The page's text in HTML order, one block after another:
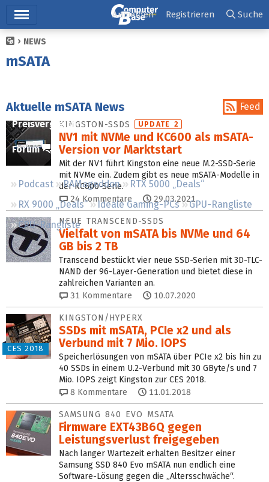
Ticker
Downloads
Preisvergleich
Forum
Podcast RAMageddon
RTX 5000 „Deals“
RX 9000 „Deals“
Ideale Gaming-PCs
GPU-Rangliste
CPU-Rangliste
Anmelden Registrieren Suche
NEWS
mSATA
Aktuelle mSATA News Feed
KINGSTON-SSDS UPDATE 2
NV1 mit NVMe und KC600 als mSATA-
Version vor Marktstart
Mit der NV1 führt Kingston eine neue M.2-SSD-Serie
mit NVMe ein. Zudem gibt es neue mSATA-Modelle in
der KC600-Serie.
24 Kommentare 29.03.2021
NEUE TRANSCEND-SSDS
Vielfalt von mSATA bis NVMe und 64
GB bis 2 TB
Transcend bestückt vier neue SSD-Serien mit 3D-TLC-
NAND der 96-Layer-Generation und bietet diese in
zahlreichen Varianten an.
31 Kommentare 10.07.2020
CES 2018
KINGSTON/HYPERX
SSDs mit mSATA, PCIe x2 und als
Verbund mit 7 Mio. IOPS
Speicherlösungen von mSATA über PCIe x2 bis hin zu
40 SSDs in einem U.2-Verbund mit 30 GByte/s und 7
Mio. IOPS zeigt Kingston zur CES 2018.
8 Kommentare 11.01.2018
SAMSUNG 840 EVO MSATA
Firmware EXT43B6Q gegen
Leistungsverlust freigegeben
Nach langer Wartezeit erhalten Besitzer einer
Samsung SSD 840 Evo mSATA nun endlich eine
Software-Lösung gegen die „Altersschwäche“.